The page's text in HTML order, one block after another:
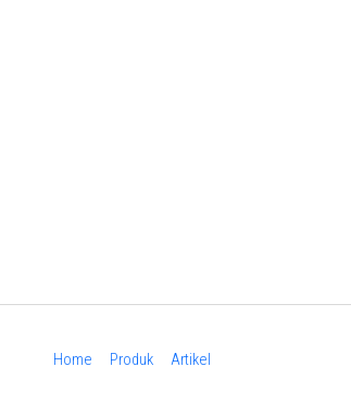
Home Produk Artikel